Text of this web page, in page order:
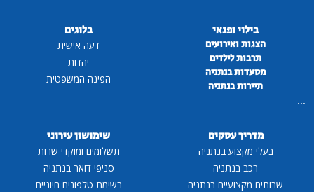
בילוי ופנאי
הצגות ואירועים
תרבות לילדים
מסעדות בנתניה
תיירות בנתניה
בלוגים
דעה אישית
יהדות
הפינה המשפטית
מדריך עסקים
בעלי מקצוע בנתניה
רכב בנתניה
שרותים מקצועיים בנתניה
שימושון עירוני
תשלומים ומוקדי שרות
סניפי דואר בנתניה
רשימת טלפונים חיוניים